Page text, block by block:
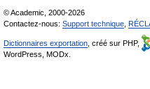
© Academic, 2000-2026
Contactez-nous: Support technique
Dictionnaires exportation , créé sur PHP,
WordPress, MODx.